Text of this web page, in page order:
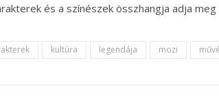
és a színészek összhangja adja
kultúra legendája mozi